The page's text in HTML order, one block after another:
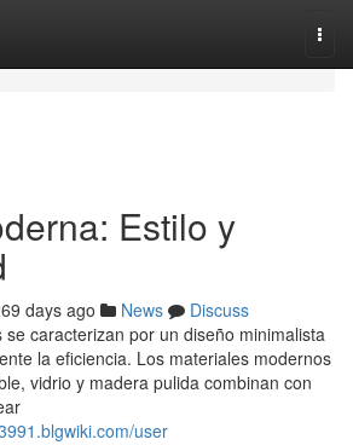
Estilo y
days ago News
Discuss
caracterizan por un diseño minimalista
la eficiencia. Los materiales modernos
vidrio y madera pulida combinan con
user